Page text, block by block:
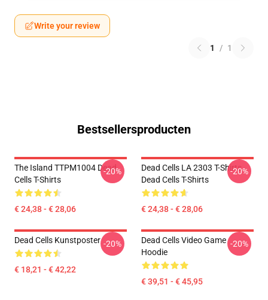
Write your review
1 / 1
Bestsellersproducten
The Island TTPM1004 Dead
Cells T-Shirts
€ 24,38 - € 28,06
-20%
Dead Cells LA 2303 T-Shirts
Dead Cells T-Shirts
€ 24,38 - € 28,06
-20%
Dead Cells Kunstposter
€ 18,21 - € 42,22
-20%
Dead Cells Video Game
Hoodie
€ 39,51 - € 45,95
-20%